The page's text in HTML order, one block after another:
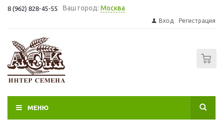
8 (962) 828-45-55 Ваш город: Москва
Вход Регистрация
МЕНЮ